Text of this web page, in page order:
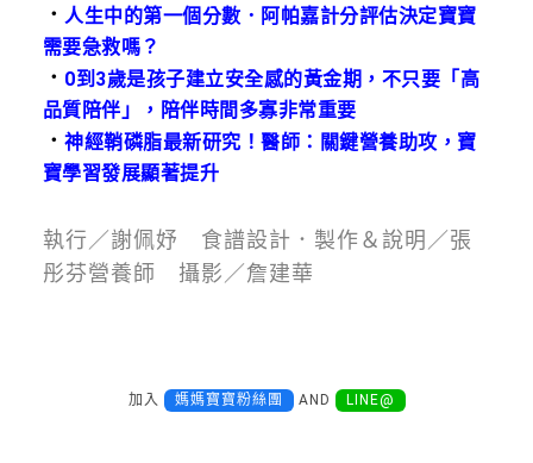
． 人生中的第一個分數．阿帕嘉計分評估決定寶寶
需要急救嗎？
． 0到3歲是孩子建立安全感的黃金期，不只要「高
品質陪伴」，陪伴時間多寡非常重要
．神經鞘磷脂最新研究！醫師：關鍵營養助攻，寶
寶學習發展顯著提升
執行／謝佩妤 食譜設計．製作＆說明／張
彤芬營養師 攝影／詹建華
加入 媽媽寶寶粉絲團 AND LINE@